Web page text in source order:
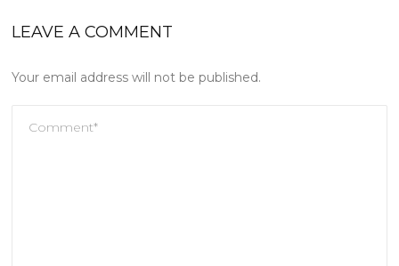
LEAVE A COMMENT
Your email address will not be published.